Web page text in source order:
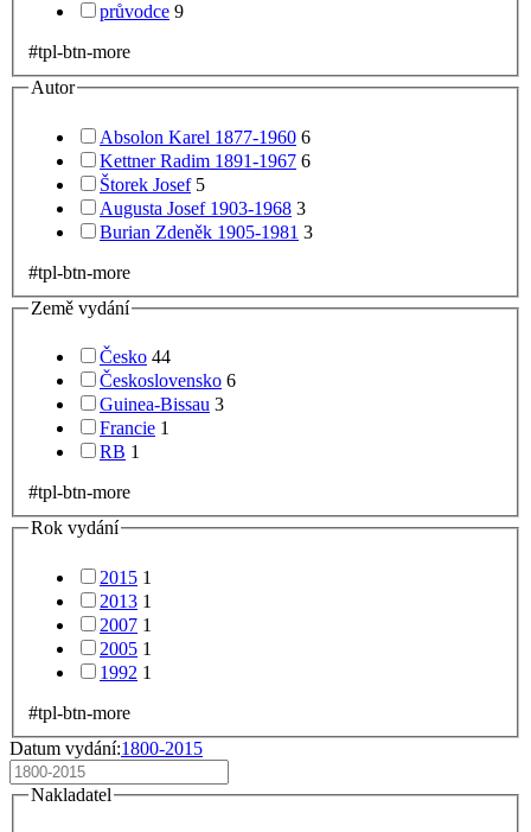
průvodce 9
#tpl-btn-more
Autor
Absolon Karel 1877-1960 6
Kettner Radim 1891-1967 6
Štorek Josef 5
Augusta Josef 1903-1968 3
Burian Zdeněk 1905-1981 3
#tpl-btn-more
Země vydání
Česko 44
Československo 6
Guinea-Bissau 3
Francie 1
RB 1
#tpl-btn-more
Rok vydání
2015 1
2013 1
2007 1
2005 1
1992 1
#tpl-btn-more
Datum vydání:1800-2015
Nakladatel